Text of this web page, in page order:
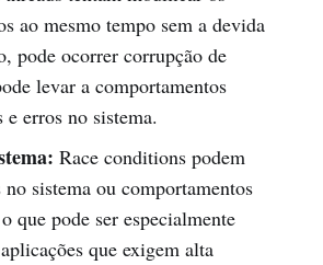
ao mesmo tempo sem a devida
pode ocorrer corrupção de
levar a comportamentos
erros no sistema.
Race conditions podem
no sistema ou comportamentos
que pode ser especialmente
que exigem alta